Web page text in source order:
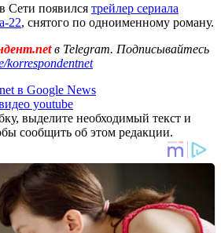
Сети появился трейлер сериала
22, снятого по одноименному роману.
в Telegram. Подписывайтесь
korrespondentnet
в Google News
youtube
выделите необходимый текст и
сообщить об этом редакции.